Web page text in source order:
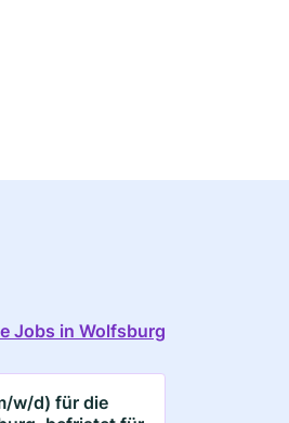
Jobs in Wolfsburg
w/d) für die